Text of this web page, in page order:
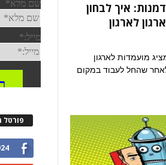
איך לבחון
לארגון
מועמדות לארגון
שהחל לעבוד במקום
פורטל